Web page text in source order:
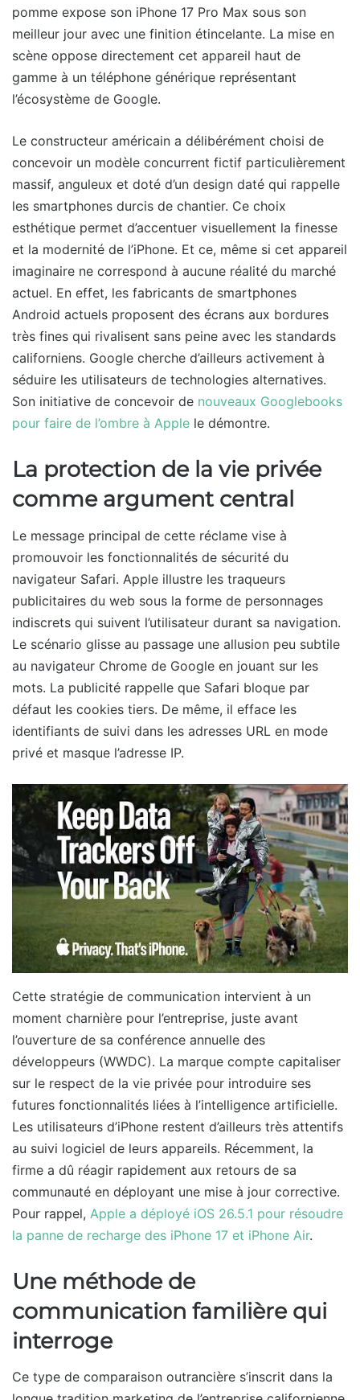
pomme expose son iPhone 17 Pro Max sous son
meilleur jour avec une finition étincelante. La mise en
scène oppose directement cet appareil haut de
gamme à un téléphone générique représentant
l’écosystème de Google.
Le constructeur américain a délibérément choisi de
concevoir un modèle concurrent fictif particulièrement
massif, anguleux et doté d’un design daté qui rappelle
les smartphones durcis de chantier. Ce choix
esthétique permet d’accentuer visuellement la finesse
et la modernité de l’iPhone. Et ce, même si cet appareil
imaginaire ne correspond à aucune réalité du marché
actuel. En effet, les fabricants de smartphones
Android actuels proposent des écrans aux bordures
très fines qui rivalisent sans peine avec les standards
californiens. Google cherche d’ailleurs activement à
séduire les utilisateurs de technologies alternatives.
Son initiative de concevoir de nouveaux Googlebooks
pour faire de l’ombre à Apple le démontre.
La protection de la vie privée
comme argument central
Le message principal de cette réclame vise à
promouvoir les fonctionnalités de sécurité du
navigateur Safari. Apple illustre les traqueurs
publicitaires du web sous la forme de personnages
indiscrets qui suivent l’utilisateur durant sa navigation.
Le scénario glisse au passage une allusion peu subtile
au navigateur Chrome de Google en jouant sur les
mots. La publicité rappelle que Safari bloque par
défaut les cookies tiers. De même, il efface les
identifiants de suivi dans les adresses URL en mode
privé et masque l’adresse IP.
Cette stratégie de communication intervient à un
moment charnière pour l’entreprise, juste avant
l’ouverture de sa conférence annuelle des
développeurs (WWDC). La marque compte capitaliser
sur le respect de la vie privée pour introduire ses
futures fonctionnalités liées à l’intelligence artificielle.
Les utilisateurs d’iPhone restent d’ailleurs très attentifs
au suivi logiciel de leurs appareils. Récemment, la
firme a dû réagir rapidement aux retours de sa
communauté en déployant une mise à jour corrective.
Pour rappel, Apple a déployé iOS 26.5.1 pour résoudre
la panne de recharge des iPhone 17 et iPhone Air.
Une méthode de
communication familière qui
interroge
Ce type de comparaison outrancière s’inscrit dans la